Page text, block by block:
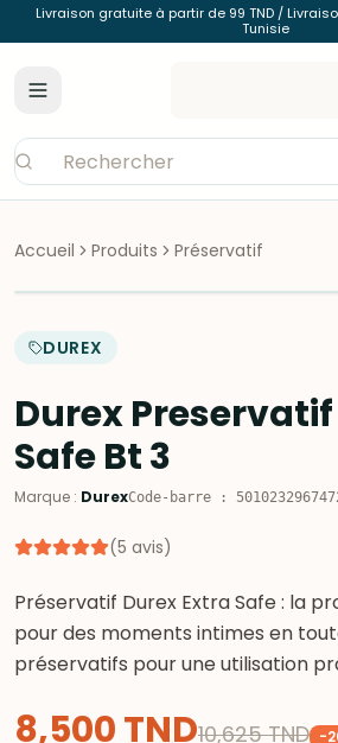
Livraison gratuite à partir de 99 TND /
Tunisie
Accueil Produits Préservatif
DUREX
Durex
Safe Bt 3
Marque : DurexCode-barre :
(5 avis)
Préservatif Durex Extra Safe : la
pour des moments intimes en
préservatifs pour une utilisation
8,500TND10,625 TND -